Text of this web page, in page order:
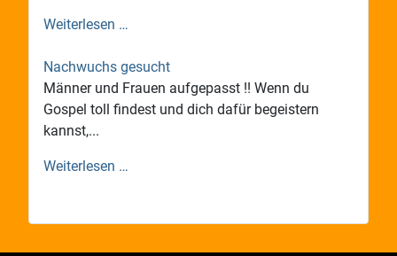
Weiterlesen …
Nachwuchs gesucht
Männer und Frauen aufgepasst !! Wenn du
Gospel toll findest und dich dafür begeistern
kannst,...
Weiterlesen …